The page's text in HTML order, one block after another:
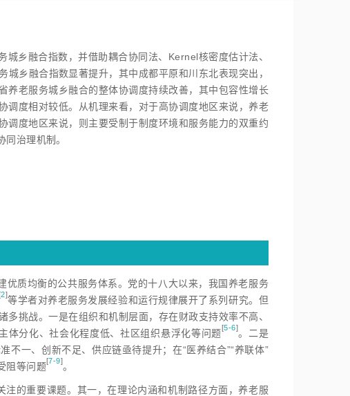
乡融合指数，并借助耦合协同法、Kernel核密度估计法、
乡融合指数显著提升，其中成都平原和川东北表现突出，
养老服务城乡融合的整体协调度持续改善，其中包容性增长
调度相对较低。从机理来看，对于高协调度地区来说，养老
调度地区来说，则主要受制于制度环境和服务能力的双重约
治理机制。
质均衡的公共服务体系。党的十八大以来，我国养老服务
2]等学者对养老服务发展经验和运行规律展开了系列研究。但
挑战。一是在组织和机制层面，存在财政支持效率不高、
体分化、社会化程度低、社区组织悬浮化等问题[5-6]。二是
一、创新不足、供应链亟待提升；在“医养结合”“养联体”
阻等问题[7-9]。
的重要课题。其一，在理论内涵和机制路径方面，养老服